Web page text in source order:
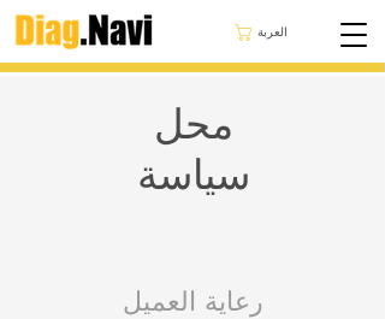
العربة
محل
سياسة
رعاية العميل